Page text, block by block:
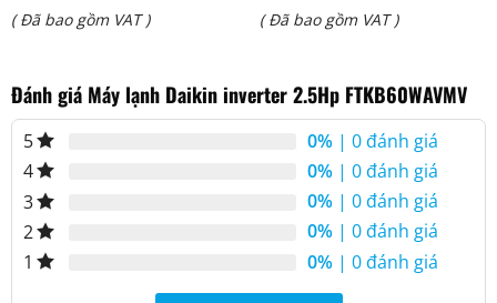
là:
Giá
tại
là:
₫ 22.700.000.
( Đã bao gồm VAT )
là:
Giá
tại
₫ 36.500.000.
( Đã bao gồm VAT )
Đánh giá Máy lạnh Daikin inverter 2.5Hp FTKB60WAVMV
5 0% | 0 đánh giá
4
0% | 0 đánh giá
3
0% | 0 đánh giá
2
0% | 0 đánh giá
1
0% | 0 đánh giá